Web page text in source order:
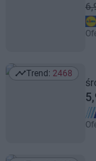
Trend: 2468
Trend: 2468